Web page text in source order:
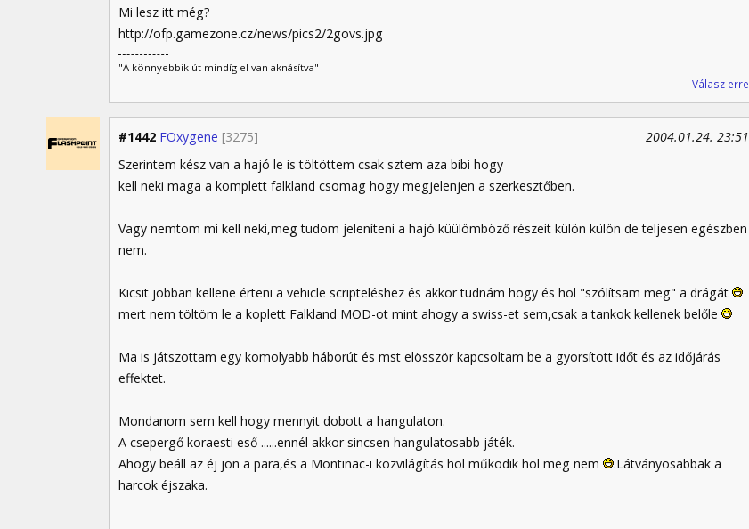
Mi lesz itt még?
http://ofp.gamezone.cz/news/pics2/2govs.jpg
"A könnyebbik út mindíg el van aknásítva"
Válasz erre
#1442 FOxygene [3275]
2004.01.24. 23:51
Szerintem kész van a hajó le is töltöttem csak sztem aza bibi hogy
kell neki maga a komplett falkland csomag hogy megjelenjen a szerkesztőben.
Vagy nemtom mi kell neki,meg tudom jeleníteni a hajó küülömböző részeit külön külön de teljesen egészben
nem.
Kicsit jobban kellene érteni a vehicle scripteléshez és akkor tudnám hogy és hol "szólítsam meg" a drágát
mert nem töltöm le a koplett Falkland MOD-ot mint ahogy a swiss-et sem,csak a tankok kellenek belőle
Ma is játszottam egy komolyabb háborút és mst elösször kapcsoltam be a gyorsított időt és az időjárás
effektet.
Mondanom sem kell hogy mennyit dobott a hangulaton.
A csepergő koraesti eső ......ennél akkor sincsen hangulatosabb játék.
Ahogy beáll az éj jön a para,és a Montinac-i közvilágítás hol működik hol meg nem
.Látványosabbak a
harcok éjszaka.